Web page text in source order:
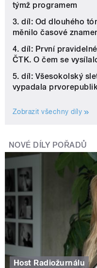
týmž programem
3. díl: Od dlouhého
měnilo časové
4. díl: První
ČTK. O čem se
5. díl: Všesokolský
vypadala
Zobrazit všechny díly
NOVÉ DÍLY POŘADŮ
Host Radiožurnálu